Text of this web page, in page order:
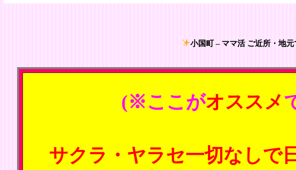
小国町 – ママ活 ご近所・地
(※ここがオススメ
サクラ・ヤラセ一切なしで